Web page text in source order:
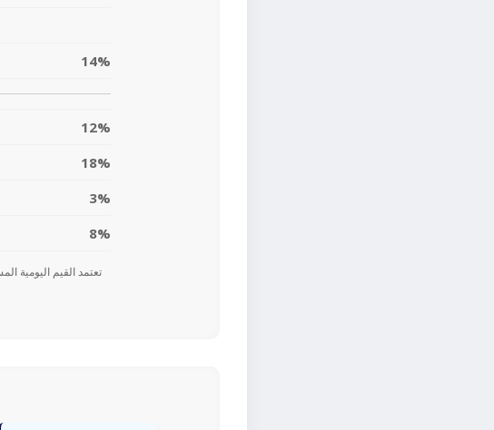
14%
12%
18%
3%
8%